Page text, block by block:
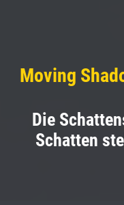
Moving
Die
Schatten